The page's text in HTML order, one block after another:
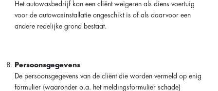
Het autowasbedrijf kan een cliënt weigeren als diens voertuig
voor de autowasinstallatie ongeschikt is of als daarvoor een
andere redelijke grond bestaat.
Persoonsgegevens
De persoonsgegevens van de cliënt die worden vermeld op enig
formulier (waaronder o.a. het meldingsformulier schade)